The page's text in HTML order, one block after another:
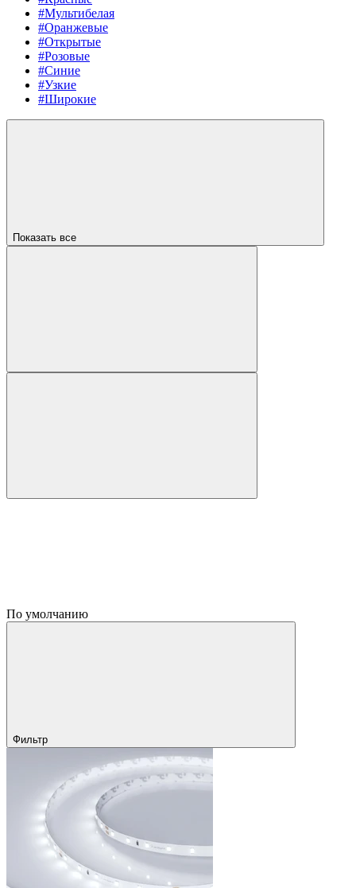
#Мультибелая
#Оранжевые
#Открытые
#Розовые
#Синие
#Узкие
#Широкие
Показать все
По умолчанию
Фильтр